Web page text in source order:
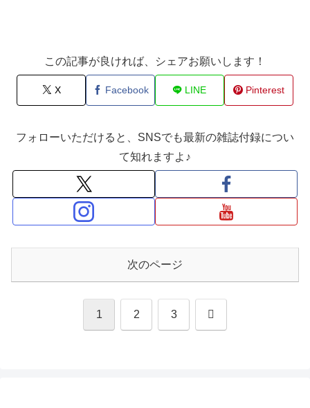
この記事が良ければ、シェアお願いします！
X Facebook LINE Pinterest
フォローいただけると、SNSでも最新の雑誌付録につい
て知れますよ♪
次のページ
1 2 3 次